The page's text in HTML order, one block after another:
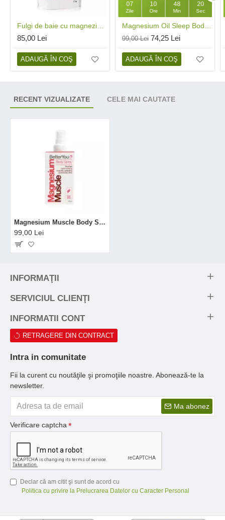
85,00 Lei
ADAUGĂ ÎN COŞ
07
Zile
10
Ore
48
Min
19
Sec
99,00 Lei 74,25 Lei
ADAUGĂ ÎN COŞ
RECENT VIZUALIZATE CELE MAI CAUTATE
Magnesium Muscle Body Spray (100 ml), BetterYou
99,00 Lei
INFORMAŢII
SERVICIUL CLIENŢI
INFORMATII CONT
RETRAGERE DIN CONTRACT
Intra in comunitate
Fii la curent cu noutăţile şi promoţiile noastre. Abonează-te la
newsletter.
Ma abonez
Verificare captcha
Declar că am citit şi sunt de acord cu
Politica cu privire la Prelucrarea Datelor cu Caracter Personal